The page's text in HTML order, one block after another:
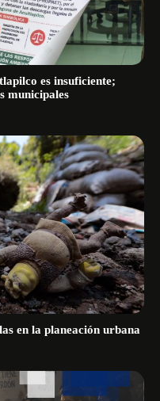
es insuficiente;
municipales
en la planeación urbana